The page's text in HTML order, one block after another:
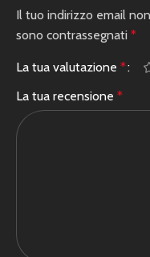
Il tuo indirizzo email
sono contrassegnati *
La tua valutazione *
La tua recensione *